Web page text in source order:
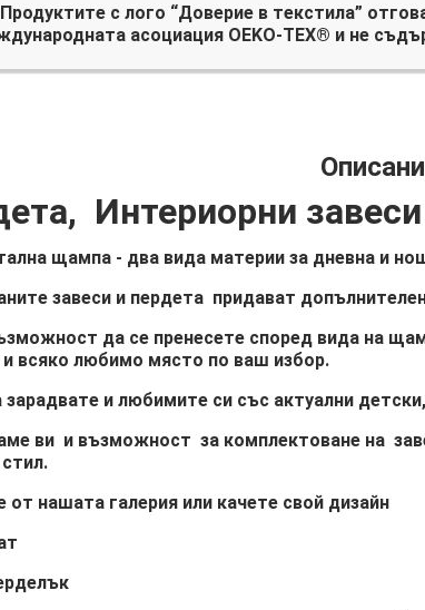
Продуктите с лого “Доверие в текстила”
асоциация OEKO-TEX® и не
Интериорни завеси
щампа - два вида материи за дневна и
завеси и пердета придават
да се пренесете според вида на
всяко любимо място по ваш избор.
и любимите си със актуални
ви и възможност за комплектоване на
от нашата галерия или качете свой дизайн